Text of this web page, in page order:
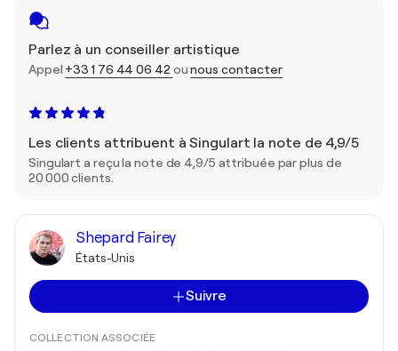
Parlez à un conseiller artistique
Appel +33 1 76 44 06 42 ounous contacter
Les clients attribuent à Singulart la note de 4,9/5
Singulart a reçu la note de 4,9/5 attribuée par plus de
20 000 clients.
Shepard Fairey
États-Unis
Suivre
COLLECTION ASSOCIÉE